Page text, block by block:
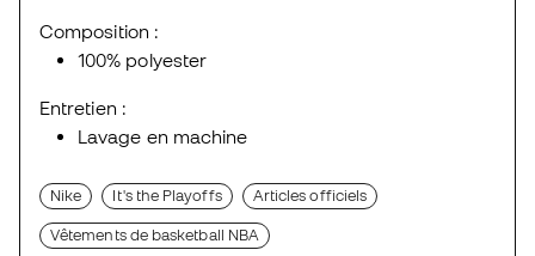
Composition :
100% polyester
Entretien :
Lavage en machine
Nike It's the Playoffs Articles officiels
Vêtements de basketball NBA